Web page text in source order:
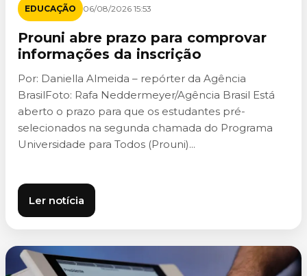
EDUCAÇÃO 06/08/2026 15:53
Prouni abre prazo para comprovar
informações da inscrição
Por: Daniella Almeida – repórter da Agência
BrasilFoto: Rafa Neddermeyer/Agência Brasil Está
aberto o prazo para que os estudantes pré-
selecionados na segunda chamada do Programa
Universidade para Todos (Prouni)...
Ler notícia